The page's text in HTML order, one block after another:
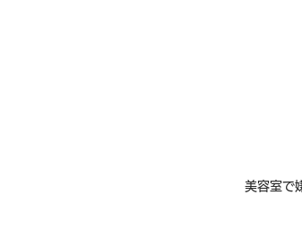
美容室で